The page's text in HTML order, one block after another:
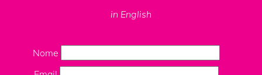
in English
Nome